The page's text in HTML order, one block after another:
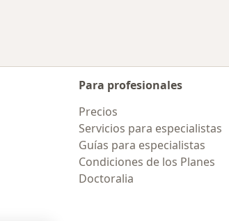
Para profesionales
Precios
Servicios para especialistas
Guías para especialistas
Condiciones de los Planes
Doctoralia